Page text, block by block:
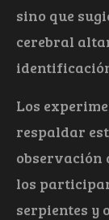
sino que
cerebral
Los
respaldar
observación
los
serpientes y